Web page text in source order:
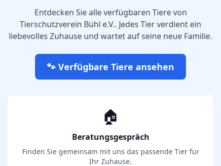
Entdecken Sie alle verfügbaren Tiere von
Tierschutzverein Bühl e.V.. Jedes Tier verdient ein
liebevolles Zuhause und wartet auf seine neue Familie.
🐾 Verfügbare Tiere ansehen
🏠
Beratungsgespräch
Finden Sie gemeinsam mit uns das passende Tier für
Ihr Zuhause.